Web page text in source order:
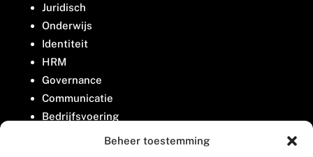
Beheer toestemming
Juridisch
Onderwijs
Identiteit
HRM
Governance
Communicatie
Bedrijfsvoering
Belangenbehartiging